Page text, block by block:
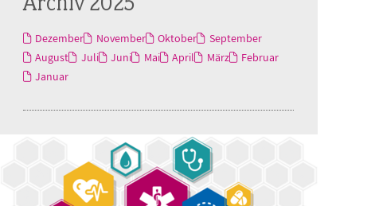
Dezember November Oktober
September
August
Juli Juni Mai April März
Februar
Januar